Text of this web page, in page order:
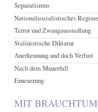
Separatismus
Nationalsozialistisches Regime
Terror und Zwangaussiedlung
Stalinistische Diktatur
Anerkennung und doch Verlust
Nach dem Mauerfall
Erneuerung
MIT